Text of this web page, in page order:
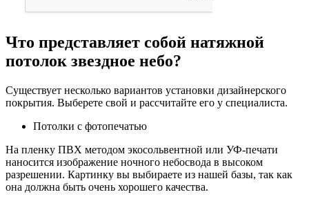
Что представляет собой натяжной
потолок звездное небо?
Существует несколько вариантов установки дизайнерского
покрытия. Выберете свой и рассчитайте его у специалиста.
Потолки с фотопечатью
На пленку ПВХ методом экосольвентной или УФ-печати
наносится изображение ночного небосвода в высоком
разрешении. Картинку вы выбираете из нашей базы, так как
она должна быть очень хорошего качества.